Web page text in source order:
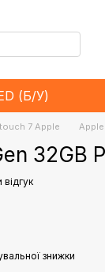
(Б/У)
7 Apple
32GB
знижки